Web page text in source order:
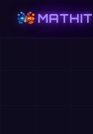
MATHIT